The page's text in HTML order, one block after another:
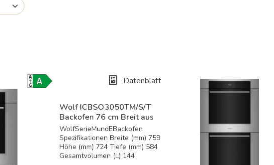
verwenden.
Energielabel- Datenblatt
Wolf ICBSO3050TM/S/T
Backofen 76 cm Breit aus
der...
WolfSerieMundEBackofen
Spezifikationen Breite (mm) 759
Höhe (mm) 724 Tiefe (mm) 584
Gesamtvolumen (L) 144